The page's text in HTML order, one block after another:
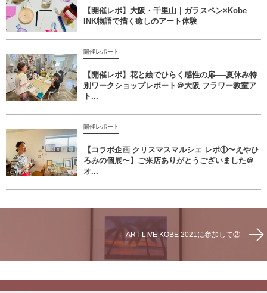
【開催レポ】大阪・千里山｜ガラスペン×Kobe
INK物語で描く癒しのアート体験
開催レポート
【開催レポ】花と絵でひらく感性の扉──夏休み特
別ワークショップレポート＠大阪 フラワー教室ア
ト...
開催レポート
【コラボ企画 クリスマスマルシェ レポ①〜えやひ
ろみの個展〜】ご来店ありがとうございました＠
オ...
ART LIVE KOBE 2021に参加して②